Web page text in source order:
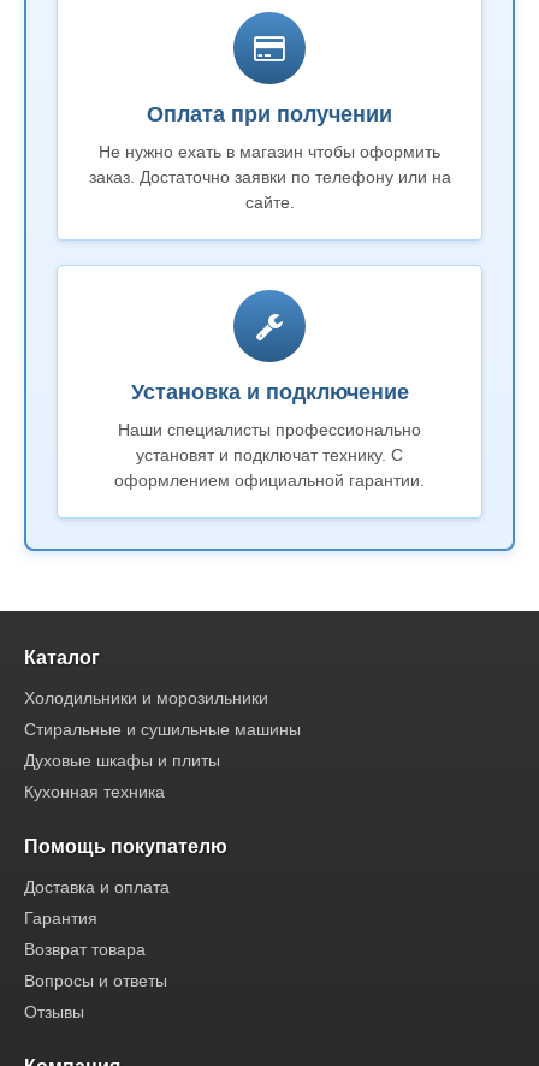
Оплата при получении
Не нужно ехать в магазин чтобы оформить
заказ. Достаточно заявки по телефону или на
сайте.
Установка и подключение
Наши специалисты профессионально
установят и подключат технику. С
оформлением официальной гарантии.
Каталог
Холодильники и морозильники
Стиральные и сушильные машины
Духовые шкафы и плиты
Кухонная техника
Помощь покупателю
Доставка и оплата
Гарантия
Возврат товара
Вопросы и ответы
Отзывы